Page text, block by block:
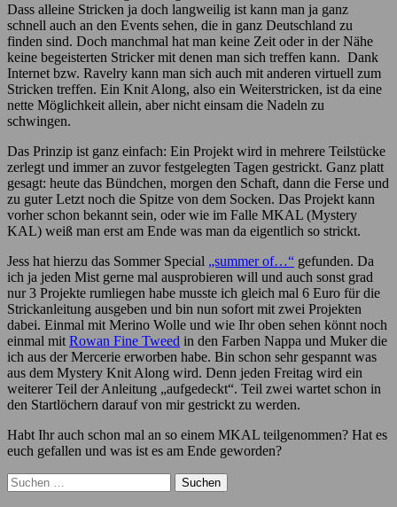
Dass alleine Stricken ja doch langweilig ist kann man ja ganz
schnell auch an den Events sehen, die in ganz Deutschland zu
finden sind. Doch manchmal hat man keine Zeit oder in der Nähe
keine begeisterten Stricker mit denen man sich treffen kann. Dank
Internet bzw. Ravelry kann man sich auch mit anderen virtuell zum
Stricken treffen. Ein Knit Along, also ein Weiterstricken, ist da eine
nette Möglichkeit allein, aber nicht einsam die Nadeln zu
schwingen.
Das Prinzip ist ganz einfach: Ein Projekt wird in mehrere Teilstücke
zerlegt und immer an zuvor festgelegten Tagen gestrickt. Ganz platt
gesagt: heute das Bündchen, morgen den Schaft, dann die Ferse und
zu guter Letzt noch die Spitze von dem Socken. Das Projekt kann
vorher schon bekannt sein, oder wie im Falle MKAL (Mystery
KAL) weiß man erst am Ende was man da eigentlich so strickt.
Jess hat hierzu das Sommer Special „summer of…“ gefunden. Da
ich ja jeden Mist gerne mal ausprobieren will und auch sonst grad
nur 3 Projekte rumliegen habe musste ich gleich mal 6 Euro für die
Strickanleitung ausgeben und bin nun sofort mit zwei Projekten
dabei. Einmal mit Merino Wolle und wie Ihr oben sehen könnt noch
einmal mit Rowan Fine Tweed in den Farben Nappa und Muker die
ich aus der Mercerie erworben habe. Bin schon sehr gespannt was
aus dem Mystery Knit Along wird. Denn jeden Freitag wird ein
weiterer Teil der Anleitung „aufgedeckt“. Teil zwei wartet schon in
den Startlöchern darauf von mir gestrickt zu werden.
Habt Ihr auch schon mal an so einem MKAL teilgenommen? Hat es
euch gefallen und was ist es am Ende geworden?
Suchen
nach: